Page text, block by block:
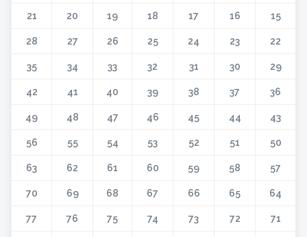
15
16
17
18
19
20
21
22
23
24
25
26
27
28
29
30
31
32
33
34
35
36
37
38
39
40
41
42
43
44
45
46
47
48
49
50
51
52
53
54
55
56
57
58
59
60
61
62
63
64
65
66
67
68
69
70
71
72
73
74
75
76
77